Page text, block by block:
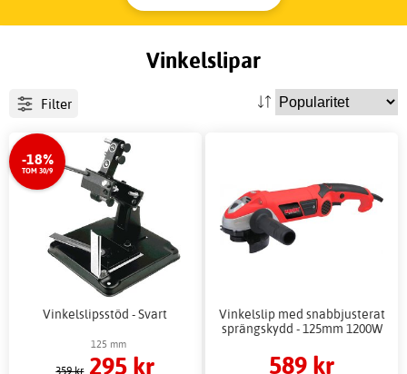
Vinkelslipar
Filter
-18%
TOM 30/9
Vinkelslipsstöd - Svart
125 mm
359 kr 295 kr
Vinkelslip med snabbjusterat
sprängskydd - 125mm 1200W
589 kr